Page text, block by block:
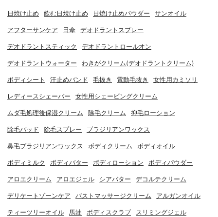
日焼け止め 飲む日焼け止め 日焼け止めパウダー サンオイル
アフターサンケア 日傘 デオドラントスプレー
デオドラントスティック デオドラントロールオン
デオドラントウォーター わきがクリーム(デオドラントクリーム)
ボディシート 汗止めバンド 毛抜き 電動毛抜き 女性用カミソリ
レディースシェーバー 女性用シェービングクリーム
ムダ毛処理後保湿クリーム 除毛クリーム 抑毛ローション
除毛パッド 除毛スプレー ブラジリアンワックス
鼻毛ブラジリアンワックス ボディクリーム ボディオイル
ボディミルク ボディバター ボディローション ボディパウダー
アロエクリーム アロエジェル シアバター デコルテクリーム
デリケートゾーンケア バストマッサージクリーム アルガンオイル
ティーツリーオイル 馬油 ボディスクラブ スリミングジェル